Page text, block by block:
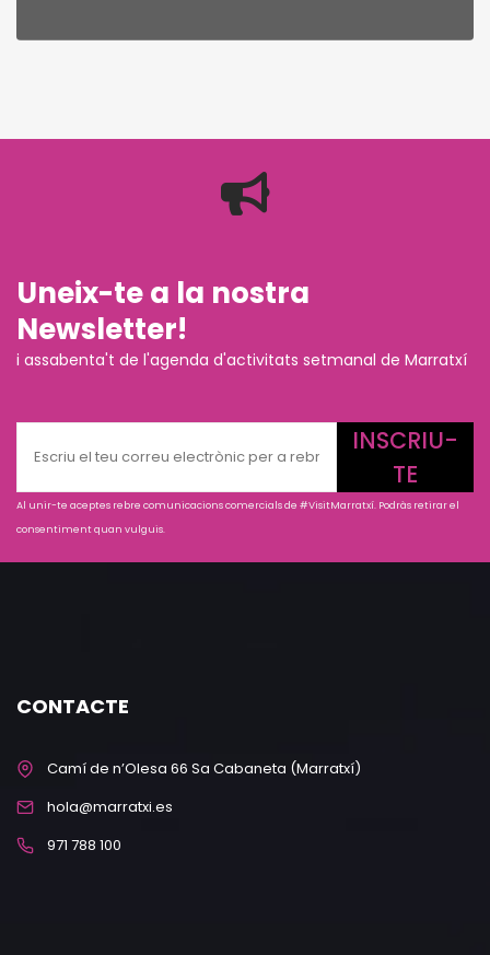
Uneix-te a la nostra
Newsletter!
i assabenta't de l'agenda d'activitats setmanal de Marratxí
INSCRIU-
TE
Al unir-te aceptes rebre comunicacions comercials de #VisitMarratxí. Podràs retirar el
consentiment quan vulguis.
CONTACTE
Camí de n’Olesa 66 Sa Cabaneta (Marratxí)
hola@marratxi.es
971 788 100